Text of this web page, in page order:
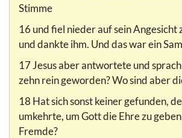
Stimme
16 und fiel nieder auf sein Angesicht
und dankte ihm. Und das war ein
17 Jesus aber antwortete und
zehn rein geworden? Wo sind aber
18 Hat sich sonst keiner gefunden,
umkehrte, um Gott die Ehre zu
Fremde?